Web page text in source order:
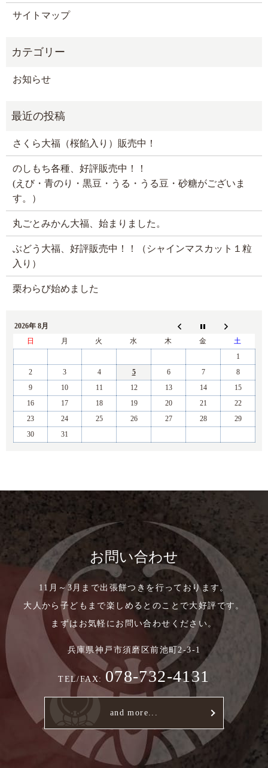
サイトマップ
お知らせ
さくら大福（桜餡入り）販売中！
のしもち各種、好評販売中！！
(えび・青のり・黒豆・うる・うる豆・砂糖がございま
す。）
丸ごとみかん大福、始まりました。
ぶどう大福、好評販売中！！（シャインマスカット１粒
入り）
栗わらび始めました
2026年 8月
日
月 火 水 木 金
土
1
2
3 4 5 6 7
8
9
10 11 12 13 14
15
16
17 18 19 20 21
22
23
24 25 26 27 28
29
30
31
お問い合わせ
11月～3月まで出張餅つきを行っております。
大人から子どもまで楽しめるとのことで大好評です。
まずはお気軽にお問い合わせください。
兵庫県神戸市須磨区前池町2-3-1
TEL/FAX: 078-732-4131
and more...